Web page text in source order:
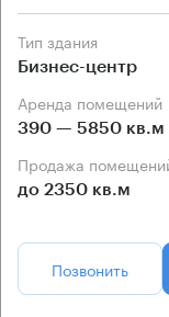
Тип здания
Бизнес-центр
Аренда помещений
390 — 5850 кв.м
Продажа
до 2350 кв.м
Позвонить